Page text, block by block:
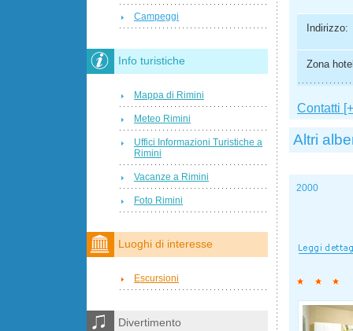
Indirizzo:
Zona
Contatti
Altri
2000
Campeggi
Info turistiche
Mappa di Rimini
Meteo Rimini
Uffici Informazioni Turistiche a
Rimini
Vacanze a Rimini
Foto Rimini
Luoghi di interesse
Escursioni
Divertimento